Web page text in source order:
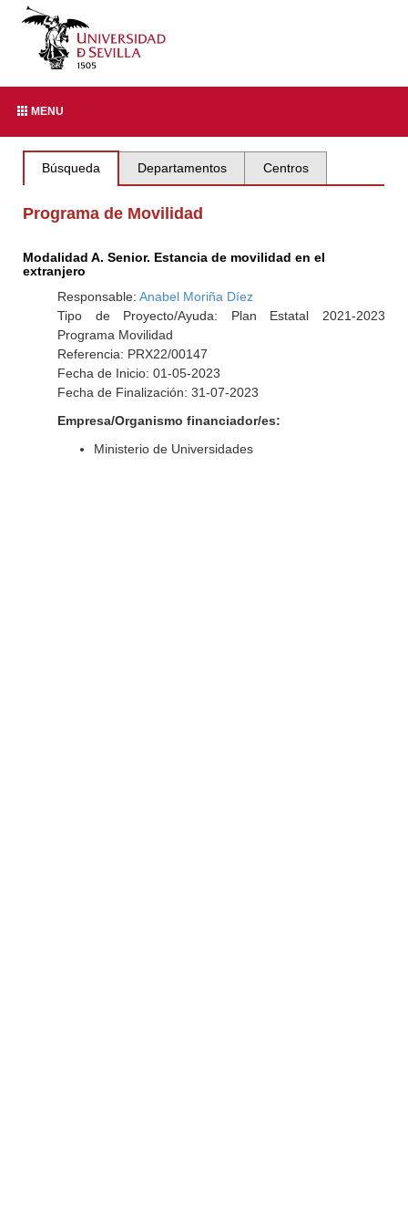
MENU
Búsqueda Departamentos Centros
Programa de Movilidad
Modalidad A. Senior. Estancia de movilidad en el
extranjero
Responsable: Anabel Moriña Díez
Tipo de Proyecto/Ayuda: Plan Estatal 2021-2023
Programa Movilidad
Referencia: PRX22/00147
Fecha de Inicio: 01-05-2023
Fecha de Finalización: 31-07-2023
Empresa/Organismo financiador/es:
Ministerio de Universidades